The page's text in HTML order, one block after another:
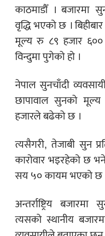
काठमाडौँ । बजारमा
वृद्धि भएको छ ।
मूल्य रु ८९ हजार
विन्दुमा पुगेको हो ।
नेपाल सुनचाँदी
छापावाल सुनको
हजारले बढेको छ ।
त्यसैगरी, तेजाबी सुन
कारोवार भइरहेको छ
सय ५० कायम भएको छ
अन्तर्राष्ट्रिय
त्यसको स्थानीय